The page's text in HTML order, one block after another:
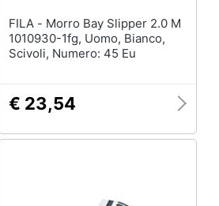
FILA - Morro Bay Slipper 2.0 M
1010930-1fg, Uomo, Bianco,
Scivoli, Numero: 45 Eu
€ 23,54